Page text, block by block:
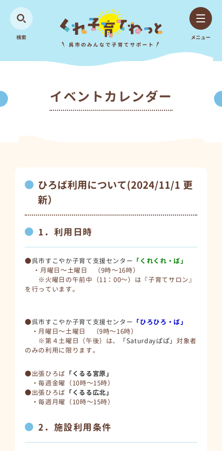
検索 メニュー
イベントカレンダー
ひろば利用について(2024/11/1 更
新）
1．利用日時
●呉市すこやか子育て支援センター 「くれくれ・ば」
・月曜日～土曜日 （9時～16時）
※火曜日の午前中（11：00～）は『子育てサロン』
を行っています。
●呉市すこやか子育て支援センター 「ひろひろ・ば」
・月曜日～土曜日 （9時～16時）
※第４土曜日（午後）は、
「Saturdayぱぱ」 対象者
のみの利用に限ります。
●出張ひろば 「くるる宮原」
・毎週金曜（10時～15時）
●出張ひろば 「くるる広北」
・毎週月曜（10時～15時）
2．施設利用条件